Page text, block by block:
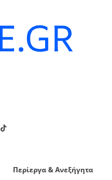
Περίεργα & Ανεξήγητα